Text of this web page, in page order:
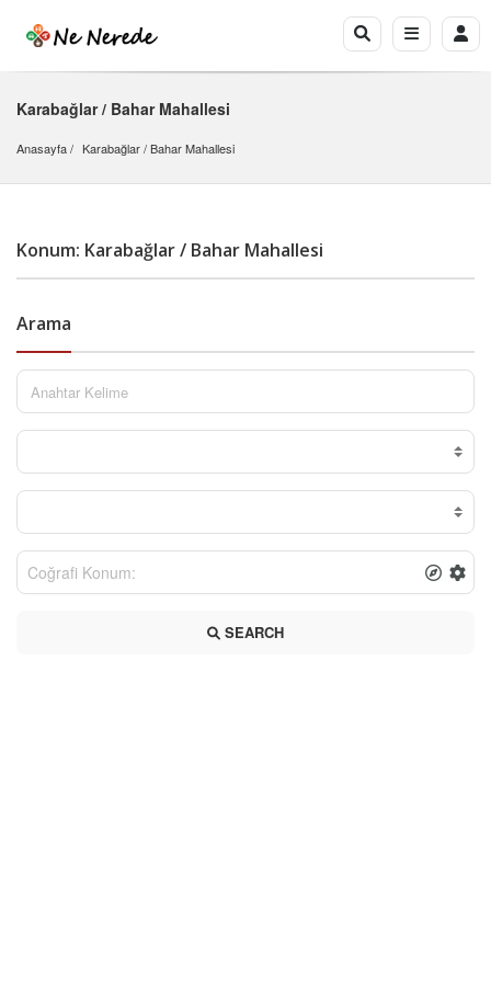
Karabağlar / Bahar Mahallesi
Anasayfa Karabağlar / Bahar Mahallesi
Konum: Karabağlar / Bahar Mahallesi
Arama
SEARCH